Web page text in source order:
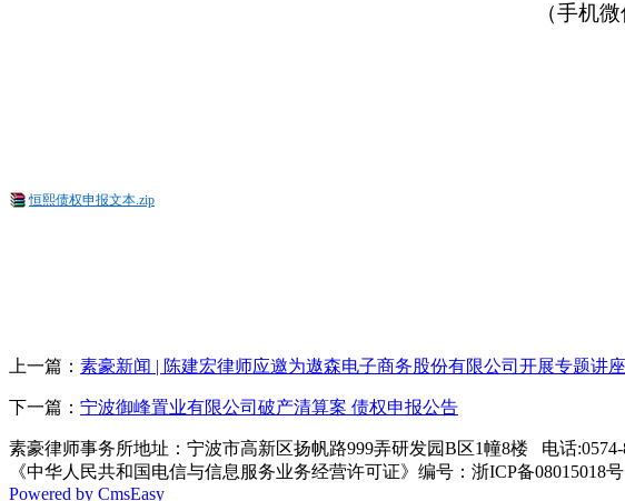
（手机
恒熙债权申报文本.zip
上一篇： 素豪新闻 | 陈建宏律师应邀为遨森电子商务股份有限公司开展专题讲座
下一篇： 宁波御峰置业有限公司破产清算案 债权申报公告
素豪律师事务所地址：宁波市高新区扬帆路999弄研发园B区1幢8楼 电话:0574-
《中华人民共和国电信与信息服务业务经营许可证》编号：浙ICP备08015018号
Powered by CmsEasy